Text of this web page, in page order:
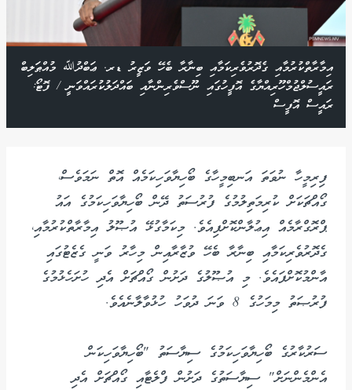
އިމާރާތްކުރުމާއި ގެދޮރުވެރިކަމާއި ބިނާރާ ބެހޭ ވަޒީރު ޑރ. ޢަބްދުﷲ މުއްޠަލިބް
ރައީސުލްޖުމްހޫރިއްޔާގެ އޮފީހުގައި ނޫސްވެރިންނާއި ބައްދަލުކުރައްވަނީ / ފޮޓޯ:
ރައީސް އޮފީސް
ފިރިމީހާ ނުވަތަ އަނބިމީހާގެ ބޯހިޔާވަހިކަމެއް އޮތް ނަމަވެސް،
ގޯއްޗަކަށް ކުރިމަތިލުމުގެ ފުރުސަތު ދޭން ބޯހިޔާވަހިކަމުގެ އައު
ޕްރޮގްރާމެއް އިޢުލާންކޮށްފިއެވެ. މިކަމާގުޅޭ އުޞޫލު އިމާރާތްކުރުމާއި،
ގެދޮރުވެރިކަމާއި ބިނާރާ ބެހޭ ވުޒާރާއިން މިހާރު ވަނީ ގެޒެޓުގައި
އާންމުކޮށްފައެވެ. މި އުޞޫލުގެ ދަށުން ގޯއްޗަށް އެދި ހުށަހެޅުމުގެ
ފުރުޞަތު މިމަހުގެ 8 ވަނަ ދުވަހު ހުޅުވާލާނެއެވެ.
ސަރުކާރުގެ ބޯހިޔާވަހިކަމުގެ ސިޔާސަތު "ބޯހިޔާވަހިކަން
އެންމެންނަށް" ސިޔާސަތުގެ ދަށުން ފްލެޓާއި ގޯއްޗަށް އެދި